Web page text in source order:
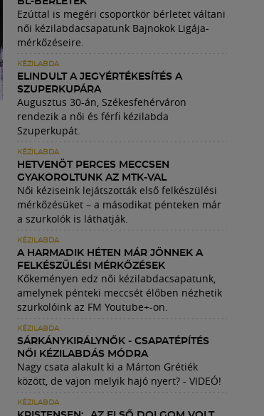
Ezúttal is megéri csoportkör bérletet váltani
női kézilabdacsapatunk Bajnokok Ligája-
mérkőzéseire.
KÉZILABDA
ELINDULT A JEGYÉRTÉKESÍTÉS A
SZUPERKUPÁRA
Augusztus 30-án, Székesfehérváron
rendezik a női és férfi kézilabda
Szuperkupát.
KÉZILABDA
HETVENÖT PERCES MECCSEN
GYAKOROLTUNK AZ MTK-VAL
Női kéziseink lejátszották első felkészülési
mérkőzésüket – a másodikat pénteken már
a szurkolók is láthatják.
KÉZILABDA
A HARMADIK HÉTEN MÁR JÖNNEK A
FELKÉSZÜLÉSI MÉRKŐZÉSEK
Kőkeményen edz női kézilabdacsapatunk,
amelynek pénteki meccsét élőben nézhetik
szurkolóink az FM Youtube+-on.
KÉZILABDA
SÁRKÁNYKIRÁLYNŐK - CSAPATÉPÍTÉS
NŐI KÉZILABDÁS MÓDRA
Nagy csata alakult ki a Márton Grétiék
között, de vajon melyik hajó nyert? - VIDEÓ!
KÉZILABDA